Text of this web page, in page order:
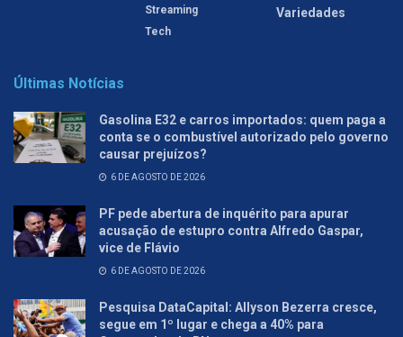
Streaming
Tech
Variedades
Últimas Notícias
Gasolina E32 e carros importados: quem paga a
conta se o combustível autorizado pelo governo
causar prejuízos?
6 DE AGOSTO DE 2026
PF pede abertura de inquérito para apurar
acusação de estupro contra Alfredo Gaspar,
vice de Flávio
6 DE AGOSTO DE 2026
Pesquisa DataCapital: Allyson Bezerra cresce,
segue em 1º lugar e chega a 40% para